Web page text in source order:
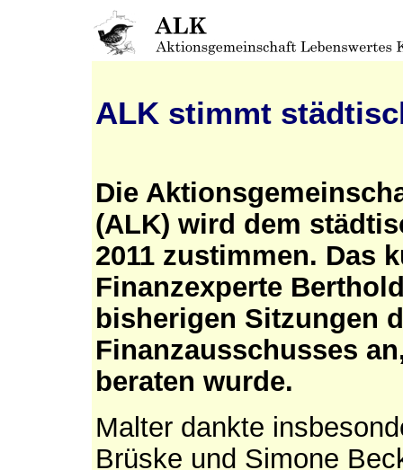
ALK stimmt
Die
(ALK) wird dem
2011 zustimmen. Das
Finanzexperte
bisherigen Sitzungen
Finanzausschusses
beraten wurde.
Malter dankte
Brüske und Simone